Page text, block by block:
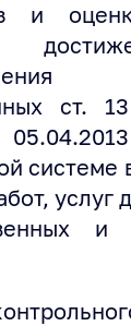
и
ст.
системе
услуг
и